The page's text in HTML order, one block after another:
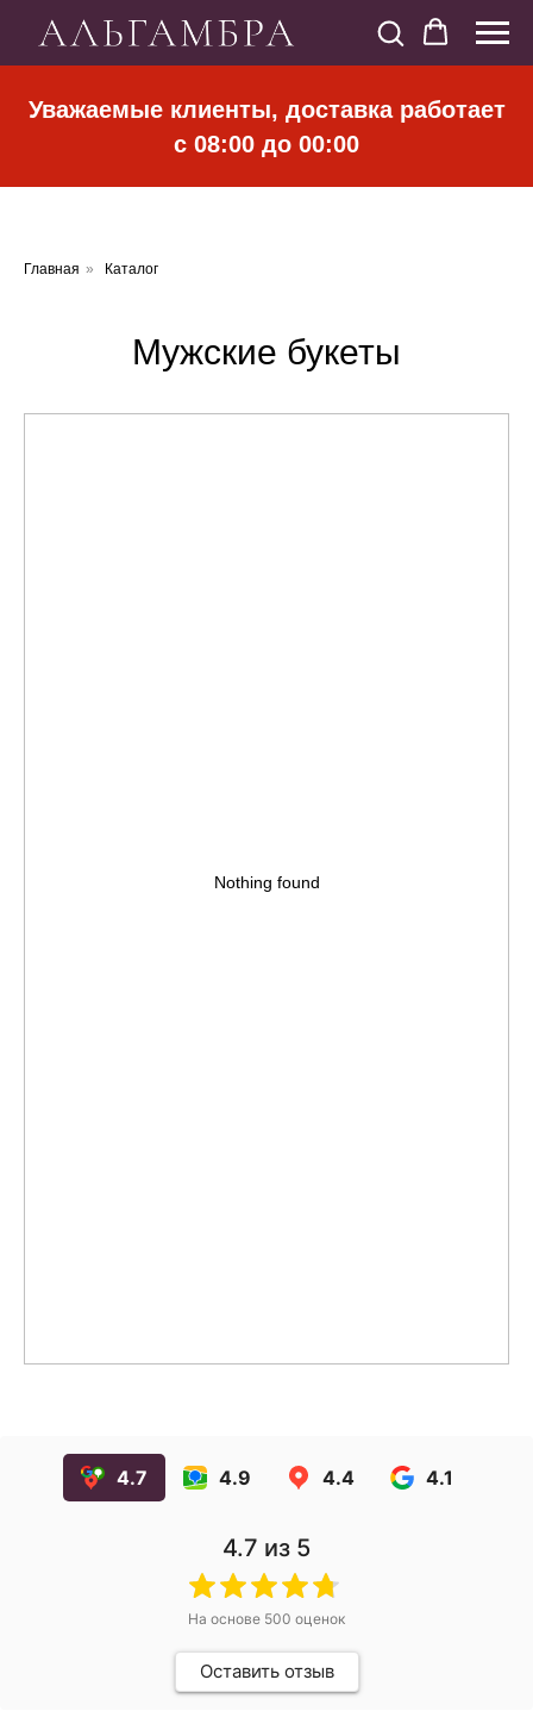
Уважаемые клиенты, доставка работает
с 08:00 до 00:00
Главная » Каталог
Мужские букеты
Nothing found
4.7 4.9 4.4 4.1
4.7 из 5
На основе 500 оценок
Оставить отзыв